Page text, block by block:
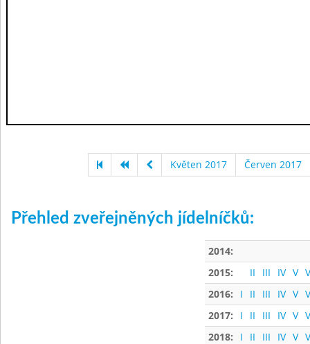
Květen 2017 Červen 2017
Přehled zveřejněných jídelníčků:
2014:
2015:
II III IV V
2016:
I II III IV V
2017:
I II III IV V
2018:
I II III IV V